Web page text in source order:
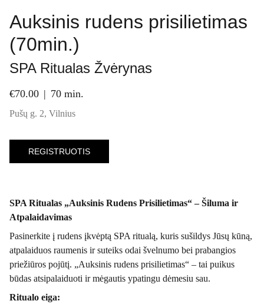
Auksinis rudens prisilietimas
(70min.)
SPA Ritualas Žvėrynas
€70.00 70 min.
Pušų g. 2, Vilnius
REGISTRUOTIS
SPA Ritualas „Auksinis Rudens Prisilietimas“ – Šiluma ir
Atpalaidavimas
Pasinerkite į rudens įkvėptą SPA ritualą, kuris sušildys Jūsų kūną,
atpalaiduos raumenis ir suteiks odai švelnumo bei prabangios
priežiūros pojūtį. „Auksinis rudens prisilietimas“ – tai puikus
būdas atsipalaiduoti ir mėgautis ypatingu dėmesiu sau.
Ritualo eiga: